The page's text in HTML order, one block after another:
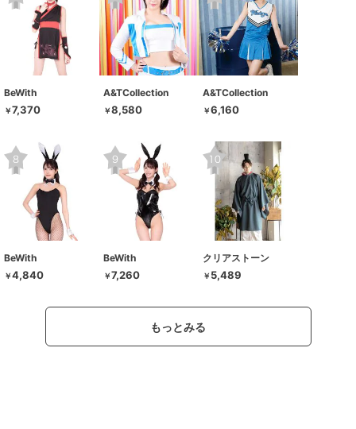
BeWith
￥7,370
A&TCollection
￥8,580
A&TCollection
￥6,160
BeWith
￥4,840
BeWith
￥7,260
クリアストーン
￥ 5,489
もっとみる